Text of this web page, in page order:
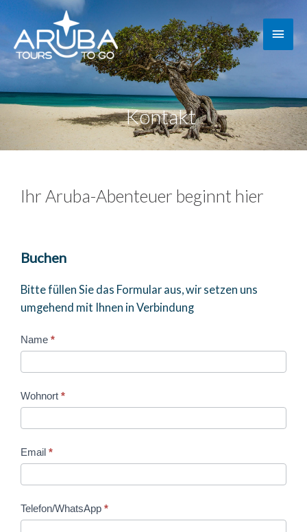
Kontakt
Ihr Aruba-Abenteuer beginnt hier
Buchen
Bitte füllen Sie das Formular aus, wir setzen uns
umgehend mit Ihnen in Verbindung
kontakt
Name *
Wohnort *
Email *
Telefon/WhatsApp *
I
y
o
a
r
e
h
u
m